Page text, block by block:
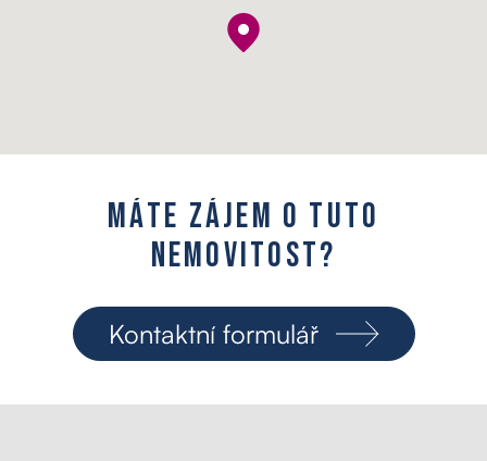
Máte zájem o tuto
nemovitost?
Kontaktní formulář